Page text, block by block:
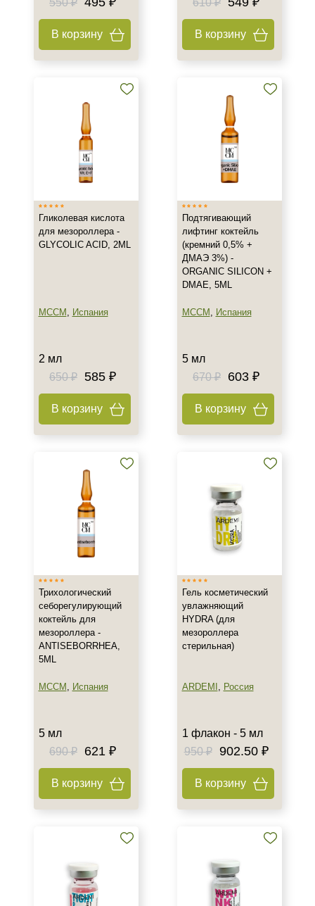
В корзину В корзину
Гликолевая кислота
для мезороллера -
GLYCOLIC ACID, 2ML
MCCM , Испания
2 мл
650 ₽ 585 ₽
В корзину
Подтягивающий
лифтинг коктейль
(кремний 0,5% +
ДМАЭ 3%) -
ORGANIC SILICON +
DMAE, 5ML
MCCM , Испания
5 мл
670 ₽
603 ₽
В корзину
Трихологический
себорегулирующий
коктейль для
мезороллера -
ANTISEBORRHEA,
5ML
MCCM , Испания
5 мл
690 ₽
621 ₽
В корзину
Гель косметический
увлажняющий
HYDRA (для
мезороллера
стерильная)
ARDEMI , Россия
1 флакон - 5 мл
950 ₽
902.50 ₽
В корзину